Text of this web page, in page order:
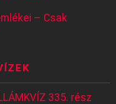
– Csak
335. rész